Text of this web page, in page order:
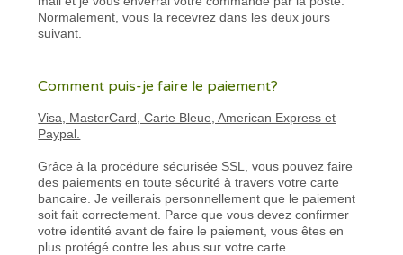
Normalement, vous la recevrez dans les deux jours
suivant.
Comment puis-je faire le paiement?
Visa, MasterCard, Carte Bleue, American Express et
Paypal.
Grâce à la procédure sécurisée SSL, vous pouvez faire
des paiements en toute sécurité à travers votre carte
bancaire. Je veillerais personnellement que le paiement
soit fait correctement. Parce que vous devez confirmer
votre identité avant de faire le paiement, vous êtes en
plus protégé contre les abus sur votre carte.